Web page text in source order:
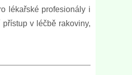
lékařské profesionály i
v léčbě rakoviny,